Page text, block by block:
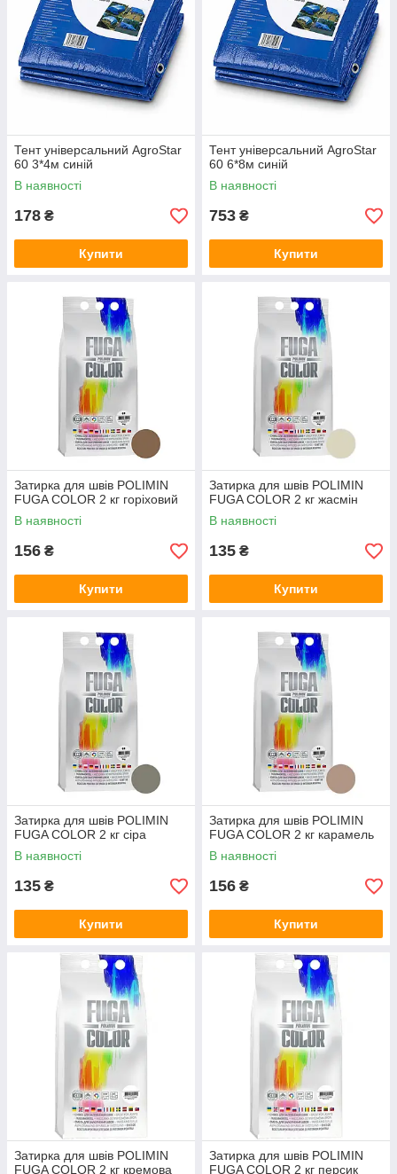
Тент універсальний AgroStar
60 3*4м синій
В наявності
178 ₴
Купити
Тент універсальний AgroStar
60 6*8м синій
В наявності
753 ₴
Купити
Затирка для швів POLIMIN
FUGA COLOR 2 кг горіховий
В наявності
156 ₴
Купити
Затирка для швів POLIMIN
FUGA COLOR 2 кг жасмін
В наявності
135 ₴
Купити
Затирка для швів POLIMIN
FUGA COLOR 2 кг сіра
В наявності
135 ₴
Купити
Затирка для швів POLIMIN
FUGA COLOR 2 кг карамель
В наявності
156 ₴
Купити
Затирка для швів POLIMIN
FUGA COLOR 2 кг кремова
Затирка для швів POLIMIN
FUGA COLOR 2 кг персик